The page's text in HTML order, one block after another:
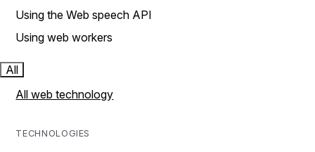
Using the Web speech API
Using web workers
All
All web technology
TECHNOLOGIES